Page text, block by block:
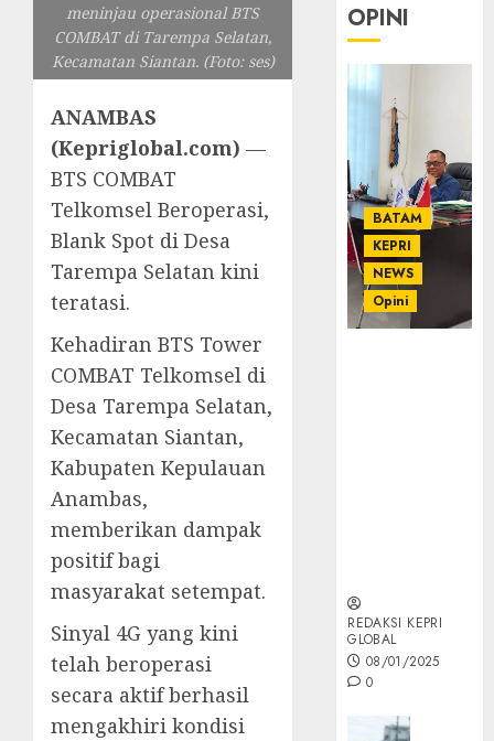
meninjau operasional BTS
COMBAT di Tarempa Selatan,
Kecamatan Siantan. (Foto: ses)
ANAMBAS
(Kepriglobal.com) —
BTS COMBAT
Telkomsel Beroperasi,
Blank Spot di Desa
Tarempa Selatan kini
teratasi.
Kehadiran BTS Tower
COMBAT Telkomsel di
Desa Tarempa Selatan,
Kecamatan Siantan,
Kabupaten Kepulauan
Anambas,
memberikan dampak
positif bagi
masyarakat setempat.
Sinyal 4G yang kini
telah beroperasi
secara aktif berhasil
mengakhiri kondisi
OPINI
BATAM
KEPRI
NEWS
Opini
REDAKSI KEPRI
GLOBAL
08/01/2025
0